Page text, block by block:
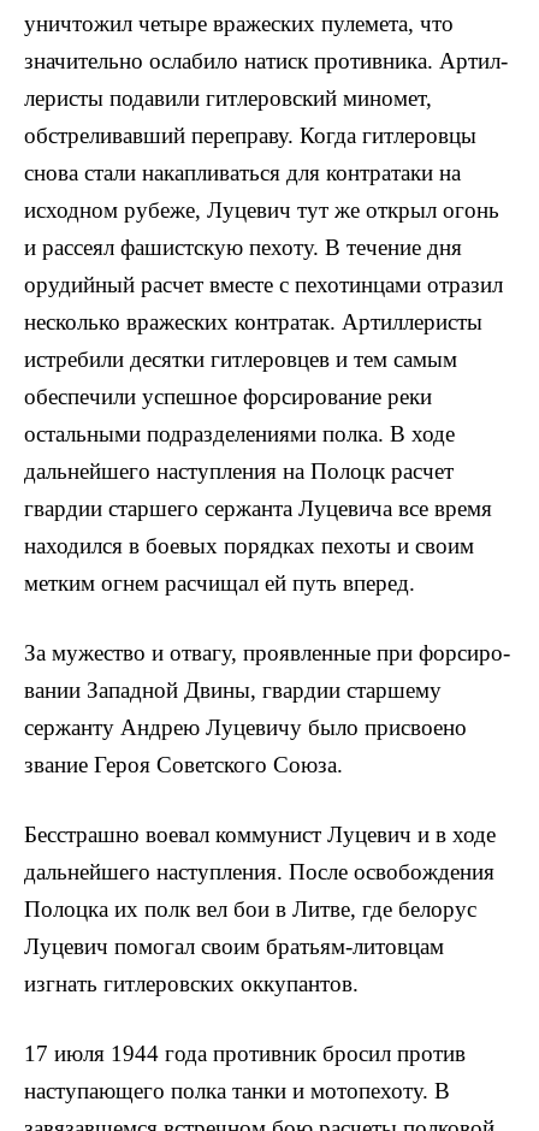
уничтожил четыре вражеских пулемета, что
значительно ослабило натиск противника. Артил­
леристы подавили гитлеровский миномет,
обстреливав­ший переправу. Когда гитлеровцы
снова стали накапливаться для контратаки на
исходном рубеже, Луцевич тут же от­крыл огонь
и рассеял фашистскую пехоту. В течение дня
орудийный расчет вместе с пехотин­цами отразил
несколько вражеских контратак. Артиллеристы
истребили десятки гитлеровцев и тем самым
обеспечили успешное форсирование реки
остальными подразделениями полка. В ходе
дальнейшего наступления на Полоцк рас­чет
гвардии старшего сержанта Луцевича все время
находился в боевых порядках пехоты и своим
метким огнем расчищал ей путь вперед.
За мужество и отвагу, проявленные при форсиро­
вании Западной Двины, гвардии старшему
сержанту Андрею Луцевичу было присвоено
звание Героя Совет­ского Союза.
Бесстрашно воевал коммунист Луцевич и в ходе
дальнейшего наступления. После освобождения
Полоц­ка их полк вел бои в Литве, где белорус
Луцевич помогал своим братьям-литовцам
изгнать гитлеровских оккупантов.
17 июля 1944 года противник бросил против
насту­пающего полка танки и мотопехоту. В